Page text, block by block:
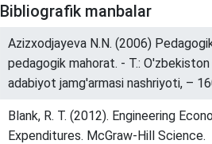
Bibliografik manbalar
Azizxodjayeva N.N. (2006)
pedagogik mahorat. - T.:
adabiyot jamg'armasi nashriyoti, –
Blank, R. T. (2012). Engineering
Expenditures. McGraw-Hill Science.